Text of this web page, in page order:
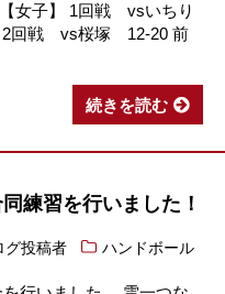
女子】 1回戦 vsいちり
2回戦 vs桜塚 12-20 前
続きを読む
練習を行いました！
グ投稿者 ハンドボール